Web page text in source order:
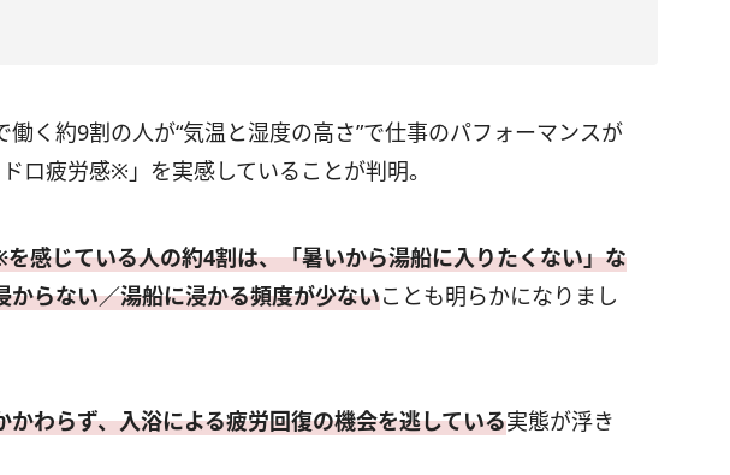
く約9割の人が“気温と湿度の高さ”で仕事のパフォーマンスが
ロ疲労感※」を実感していることが判明。
感じている人の約4割は、「暑いから湯船に入りたくない」な
からない／湯船に浸かる頻度が少ないことも明らかになりまし
かわらず、入浴による疲労回復の機会を逃している実態が浮き